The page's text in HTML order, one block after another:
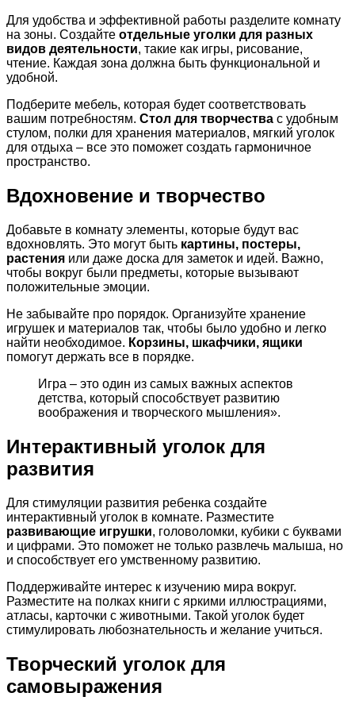
Для удобства и эффективной работы разделите комнату
на зоны. Создайте отдельные уголки для разных
видов деятельности, такие как игры, рисование,
чтение. Каждая зона должна быть функциональной и
удобной.
Подберите мебель, которая будет соответствовать
вашим потребностям. Стол для творчества с удобным
стулом, полки для хранения материалов, мягкий уголок
для отдыха – все это поможет создать гармоничное
пространство.
Вдохновение и творчество
Добавьте в комнату элементы, которые будут вас
вдохновлять. Это могут быть картины, постеры,
растения или даже доска для заметок и идей. Важно,
чтобы вокруг были предметы, которые вызывают
положительные эмоции.
Не забывайте про порядок. Организуйте хранение
игрушек и материалов так, чтобы было удобно и легко
найти необходимое. Корзины, шкафчики, ящики
помогут держать все в порядке.
Игра – это один из самых важных аспектов
детства, который способствует развитию
воображения и творческого мышления».
Интерактивный уголок для
развития
Для стимуляции развития ребенка создайте
интерактивный уголок в комнате. Разместите
развивающие игрушки, головоломки, кубики с буквами
и цифрами. Это поможет не только развлечь малыша, но
и способствует его умственному развитию.
Поддерживайте интерес к изучению мира вокруг.
Разместите на полках книги с яркими иллюстрациями,
атласы, карточки с животными. Такой уголок будет
стимулировать любознательность и желание учиться.
Творческий уголок для
самовыражения